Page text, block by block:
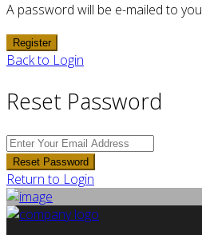
A password will be e-mailed to you
Register
Back to Login
Reset Password
Reset Password
Return to Login